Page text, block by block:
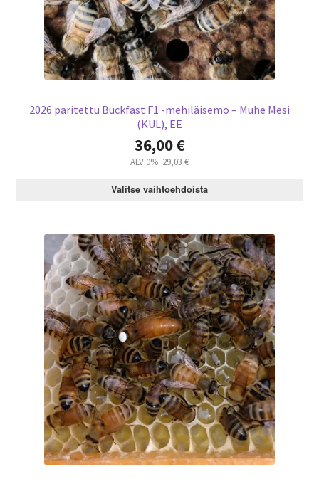
2026 paritettu Buckfast F1 -mehiläisemo – Muhe Mesi
(KUL), EE
36,00€
ALV 0%: 29,03 €
Valitse vaihtoehdoista